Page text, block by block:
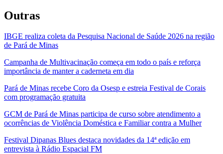
Outras
IBGE realiza coleta da Pesquisa Nacional de Saúde 2026 na região
de Pará de Minas
Campanha de Multivacinação começa em todo o país e reforça
importância de manter a caderneta em dia
Pará de Minas recebe Coro da Osesp e estreia Festival de Corais
com programação gratuita
GCM de Pará de Minas participa de curso sobre atendimento a
ocorrências de Violência Doméstica e Familiar contra a Mulher
Festival Dipanas Blues destaca novidades da 14ª edição em
entrevista à Rádio Espacial FM